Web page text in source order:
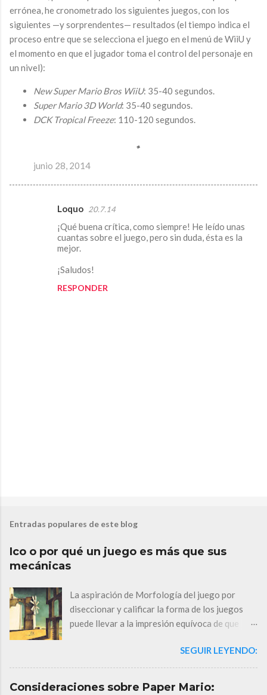
errónea, he cronometrado los siguientes juegos, con los
siguientes —y sorprendentes— resultados (el tiempo indica el
proceso entre que se selecciona el juego en el menú de WiiU y
el momento en que el jugador toma el control del personaje en
un nivel):
New Super Mario Bros WiiU: 35-40 segundos.
Super Mario 3D World: 35-40 segundos.
DCK Tropical Freeze: 110-120 segundos.
junio 28, 2014
Loquo 20.7.14
¡Qué buena crítica, como siempre! He leído unas
cuantas sobre el juego, pero sin duda, ésta es la
mejor.
¡Saludos!
RESPONDER
l
a
r
n
c
o
m
e
n
i
Entradas populares de este blog
Ico o por qué un juego es más que sus
mecánicas
La aspiración de Morfología del juego por
diseccionar y calificar la forma de los juegos
puede llevar a la impresión equívoca de que
exclusivamente a partir de sus componentes
sistémicos. Ico (Sony, 2001) es una evidencia de
que con unos elementos comunes se pueden
SEGUIR LEYENDO:
Consideraciones sobre Paper Mario: